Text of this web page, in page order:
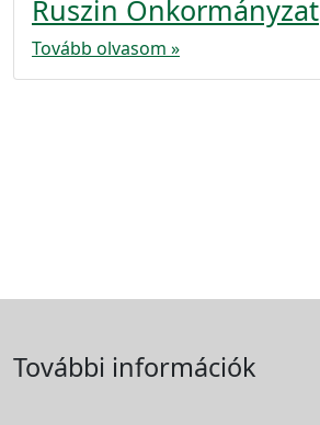
Ruszin Önkormányzat
Tovább olvasom »
További információk